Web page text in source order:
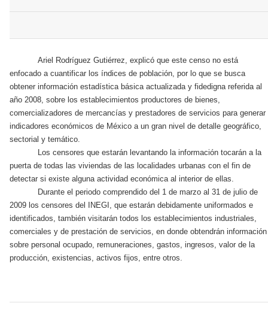
Ariel Rodríguez Gutiérrez, explicó que este censo no está
enfocado a cuantificar los índices de población, por lo que se busca
obtener información estadística básica actualizada y fidedigna referida al
año 2008, sobre los establecimientos productores de bienes,
comercializadores de mercancías y prestadores de servicios para generar
indicadores económicos de México a un gran nivel de detalle geográfico,
sectorial y temático.
Los censores que estarán levantando la información tocarán a la
puerta de todas las viviendas de las localidades urbanas con el fin de
detectar si existe alguna actividad económica al interior de ellas.
Durante el periodo comprendido del 1 de marzo al 31 de julio de
2009 los censores del INEGI, que estarán debidamente uniformados e
identificados, también visitarán todos los establecimientos industriales,
comerciales y de prestación de servicios, en donde obtendrán información
sobre personal ocupado, remuneraciones, gastos, ingresos, valor de la
producción, existencias, activos fijos, entre otros.